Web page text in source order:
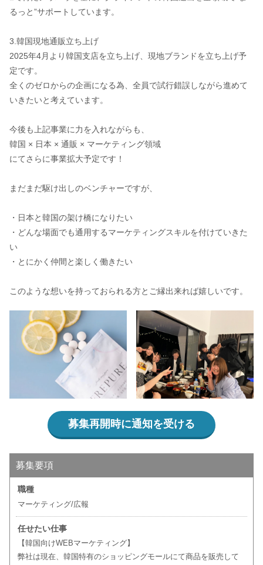
るっと”サポートしています。
3.韓国現地通販立ち上げ
2025年4月より韓国支店を立ち上げ、現地ブランドを立ち上げ予
定です。
全くのゼロからの企画になる為、全員で試行錯誤しながら進めて
いきたいと考えています。
今後も上記事業に力を入れながらも、
韓国 × 日本 × 通販 × マーケティング領域
にてさらに事業拡大予定です！
まだまだ駆け出しのベンチャーですが、
・日本と韓国の架け橋になりたい
・どんな場面でも通用するマーケティングスキルを付けていきた
い
・とにかく仲間と楽しく働きたい
このような想いを持っておられる方とご縁出来れば嬉しいです。
募集再開時に通知を受ける
募集要項
職種
マーケティング/広報
任せたい仕事
【韓国向けWEBマーケティング】
弊社は現在、韓国特有のショッピングモールにて商品を販売して